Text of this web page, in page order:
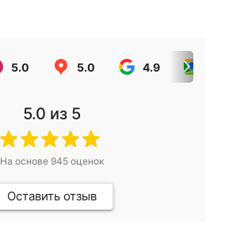
5.0 5.0 4.9
5.0 из 5
На основе 945оценок
Оставить отзыв